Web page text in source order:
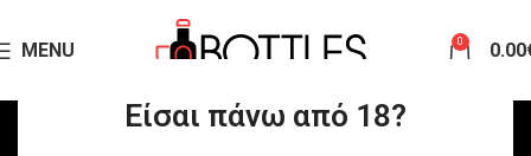
Είσαι πάνω από 18?
MENU 0 0.00